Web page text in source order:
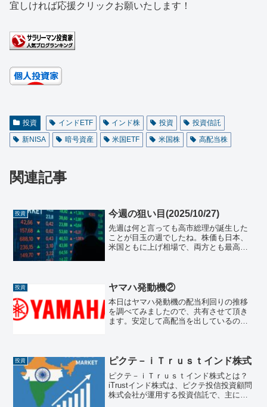
宜しければ応援クリックお願いたします！
投資 インドETF インド株 投資
投資信託
新NISA
暗号資産 米国ETF 米国株 高配当株
関連記事
投資 今週の狙い目(2025/10/27)
先週は何と言っても高市総理が誕生した
ことが目玉の週でしたね。株価も日本、
米国ともに上げ相場で、両方とも最高記
経平均最終値は¥49,2...
投資 ヤマハ発動機②
本日はヤマハ発動機の配当利回りの推移
を調べてみましたので、共有させて頂き
ます。安定して高配当を出しているの
年）について...
投資 ピクテ－ｉＴｒｕｓｔインド株式
ピクテ－ｉＴｒｕｓｔインド株式とは？
iTrustインド株式は、ピクテ投信投資顧問
株式会社が運用する投資信託で、主にイ